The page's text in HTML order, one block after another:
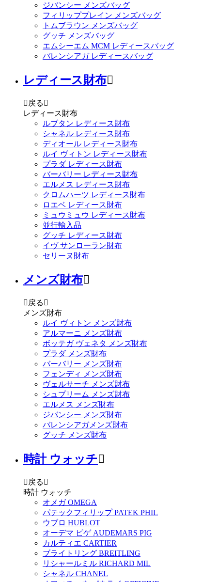
ジバンシー メンズバッグ
フィリッププレイン メンズバッグ
トムブラウン メンズバッグ
グッチ メンズバッグ
エムシーエム MCM レディースバッグ
バレンシアガ レディースバッグ
レディース財布
 戻る 
レディース財布
ルブタン レディース財布
シャネル レディース財布
ディオール レディース財布
ルイ ヴィトン レディース財布
プラダ レディース財布
バーバリー レディース財布
エルメス レディース財布
クロムハーツ レディース財布
ロエベ レディース財布
ミュウミュウ レディース財布
並行輸入品
グッチ レディース財布
イヴ サンローラン財布
セリーヌ財布
メンズ財布
 戻る 
メンズ財布
ルイ ヴィトン メンズ財布
アルマーニ メンズ財布
ボッテガ ヴェネタ メンズ財布
プラダ メンズ財布
バーバリー メンズ財布
フェンディ メンズ財布
ヴェルサーチ メンズ財布
シュプリーム メンズ財布
エルメス メンズ財布
ジバンシー メンズ財布
バレンシアガメンズ財布
グッチ メンズ財布
時計 ウォッチ
 戻る 
時計 ウォッチ
オメガ OMEGA
パテックフィリップ PATEK PHIL
ウブロ HUBLOT
オーデマ ピゲ AUDEMARS PIG
カルティエ CARTIER
ブライトリング BREITLING
リシャールミル RICHARD MIL
シャネル CHANEL